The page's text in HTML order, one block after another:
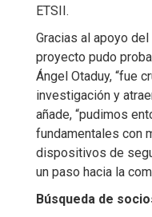
ETSII.
Gracias al apoyo
proyecto pudo
Ángel Otaduy, “fue
investigación y
añade, “pudimos
fundamentales con
dispositivos de
un paso hacia la
Búsqueda de